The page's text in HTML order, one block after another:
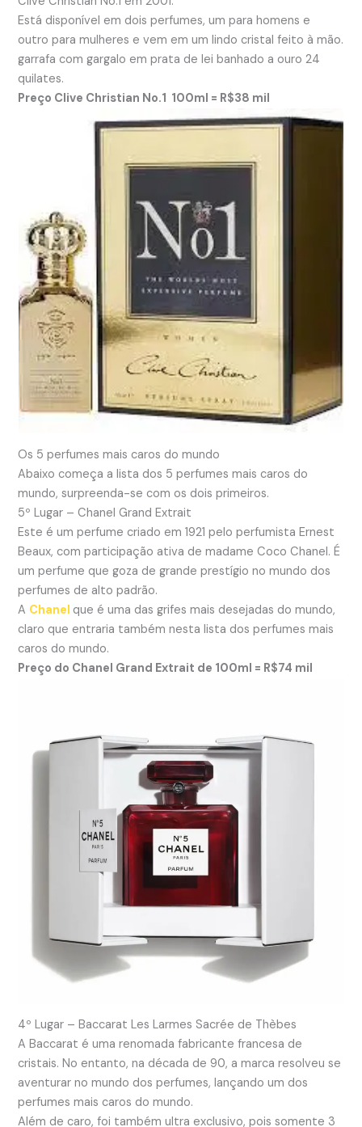
Está disponível em dois perfumes, um para homens e
outro para mulheres e vem em um lindo cristal feito à mão.
garrafa com gargalo em prata de lei banhado a ouro 24
quilates.
Preço Clive Christian No.1 100ml = R$38 mil
Os 5 perfumes mais caros do mundo
Abaixo começa a lista dos 5 perfumes mais caros do
mundo, surpreenda-se com os dois primeiros.
5º Lugar – Chanel Grand Extrait
Este é um perfume criado em 1921 pelo perfumista Ernest
Beaux, com participação ativa de madame Coco Chanel. É
um perfume que goza de grande prestígio no mundo dos
perfumes de alto padrão.
A Chanel que é uma das grifes mais desejadas do mundo,
claro que entraria também nesta lista dos perfumes mais
caros do mundo.
Preço do Chanel Grand Extrait de 100ml = R$74 mil
4º Lugar – Baccarat Les Larmes Sacrée de Thèbes
A Baccarat é uma renomada fabricante francesa de
cristais. No entanto, na década de 90, a marca resolveu se
aventurar no mundo dos perfumes, lançando um dos
perfumes mais caros do mundo.
Além de caro, foi também ultra exclusivo, pois somente 3